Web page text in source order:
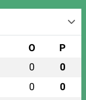
O P
0 0
0 0